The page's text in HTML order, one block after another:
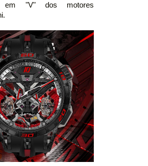
em "V" dos motores